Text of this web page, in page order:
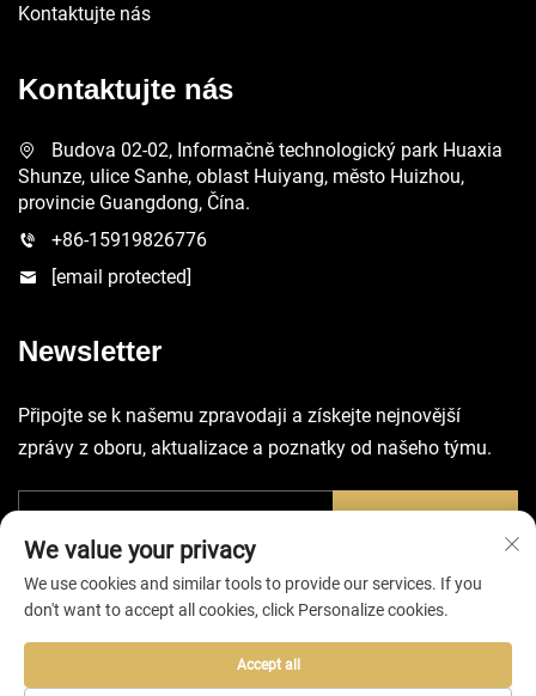
Kontaktujte nás
Kontaktujte nás
Budova 02-02, Informačně technologický park Huaxia
Shunze, ulice Sanhe, oblast Huiyang, město Huizhou,
provincie Guangdong, Čína.
+86-15919826776
[email protected]
Newsletter
Připojte se k našemu zpravodaji a získejte nejnovější
zprávy z oboru, aktualizace a poznatky od našeho týmu.
Všechna práva vyhrazena © 2025 společností Huizhou EVA Bag
We value your privacy
We use cookies and similar tools to provide our services. If you
don't want to accept all cookies, click Personalize cookies.
Accept all